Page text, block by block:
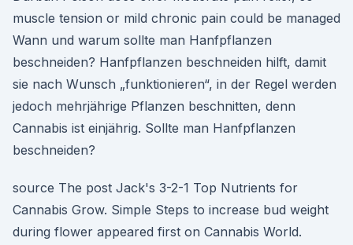
muscle tension or mild chronic pain could be managed
Wann und warum sollte man Hanfpflanzen
beschneiden? Hanfpflanzen beschneiden hilft, damit
sie nach Wunsch „funktionieren“, in der Regel werden
jedoch mehrjährige Pflanzen beschnitten, denn
Cannabis ist einjährig. Sollte man Hanfpflanzen
beschneiden?
source The post Jack's 3-2-1 Top Nutrients for
Cannabis Grow. Simple Steps to increase bud weight
during flower appeared first on Cannabis World.